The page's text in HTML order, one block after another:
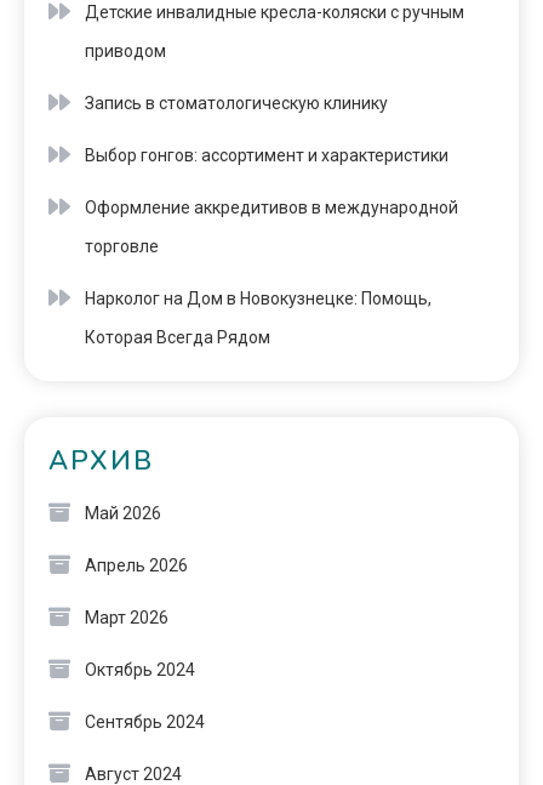
Детские инвалидные кресла-коляски с ручным
приводом
Запись в стоматологическую клинику
Выбор гонгов: ассортимент и характеристики
Оформление аккредитивов в международной
торговле
Нарколог на Дом в Новокузнецке: Помощь,
Которая Всегда Рядом
АРХИВ
Май 2026
Апрель 2026
Март 2026
Октябрь 2024
Сентябрь 2024
Август 2024